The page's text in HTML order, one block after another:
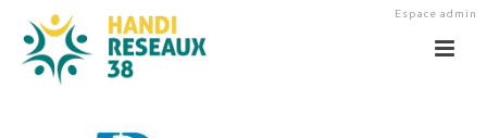
Espace admin